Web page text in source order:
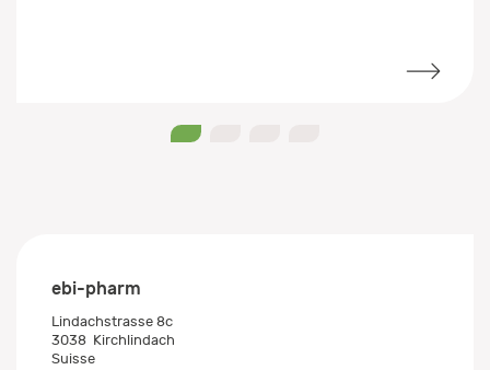
ebi-pharm
Lindachstrasse 8c
3038 Kirchlindach
Suisse